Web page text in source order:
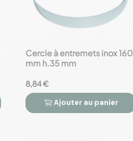
favorite_border
Cercle à entremets inox 160
mm h.35 mm
8,84 €
 
Ajouter au panier